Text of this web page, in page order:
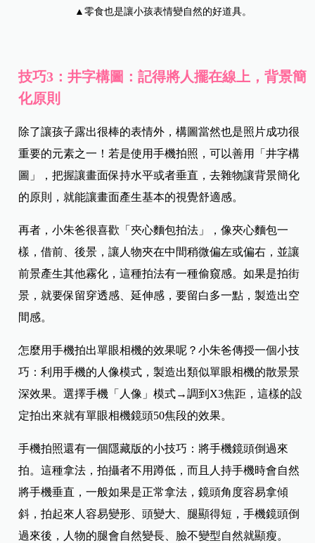
▲零食也是讓小孩表情變自然的好道具。
技巧3：井字構圖：記得將人擺在線上，背景簡
化原則
除了讓孩子露出很棒的表情外，構圖當然也是照片成功很
重要的元素之一！若是使用手機拍照，可以善用「井字構
圖」，把握讓畫面保持水平或者垂直，去雜物讓背景簡化
的原則，就能讓畫面產生基本的視覺舒適感。
再者，小朱爸很喜歡「夾心麵包拍法」，像夾心麵包一
樣，借前、後景，讓人物夾在中間稍微偏左或偏右，並讓
前景產生其他霧化，這種拍法有一種偷窺感。如果是拍街
景，就要保留穿透感、延伸感，要留白多一點，製造出空
間感。
怎麼用手機拍出單眼相機的效果呢？小朱爸傳授一個小技
巧：利用手機的人像模式，製造出類似單眼相機的散景景
深效果。選擇手機「人像」模式→調到X3焦距，這樣的設
定拍出來就有單眼相機鏡頭50焦段的效果。
手機拍照還有一個隱藏版的小技巧：將手機鏡頭倒過來
拍。這種拿法，拍攝者不用蹲低，而且人持手機時會自然
將手機垂直，一般如果是正常拿法，鏡頭角度容易拿傾
斜，拍起來人容易變形、頭變大、腿顯得短，手機鏡頭倒
過來後，人物的腿會自然變長、臉不變型自然就顯瘦。